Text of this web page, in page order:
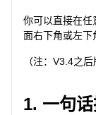
你可以直接在任
面右下角或左下
（注：V3.4之后
1. 一句